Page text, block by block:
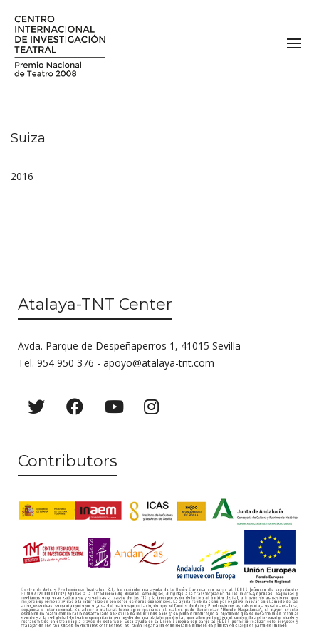
Suiza
2016
Atalaya-TNT Center
Avda. Parque de Despeñaperros 1, 41015 Sevilla
Tel. 954 950 376 - apoyo@atalaya-tnt.com
Contributors